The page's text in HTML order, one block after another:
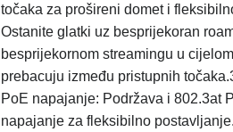
točaka za prošireni domet i
Ostanite glatki uz besprijekoran
besprijekornom streamingu u
prebacuju između pristupnih
PoE napajanje: Podržava i 802.3at
napajanje za fleksibilno postavljanje.